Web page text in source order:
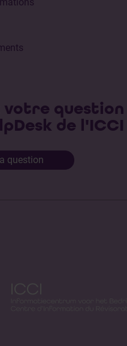
votre question
de l'ICCI
question